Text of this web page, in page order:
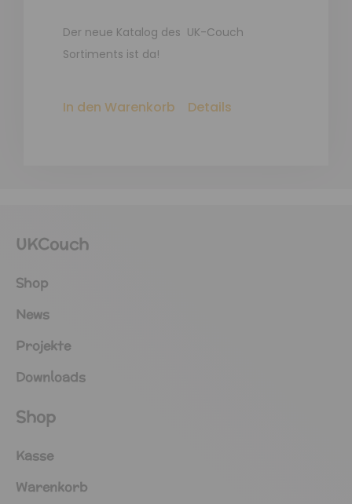
Der neue Katalog des UK-Couch
Sortiments ist da!
In den Warenkorb Details
UKCouch
Shop
News
Projekte
Downloads
Shop
Kasse
Warenkorb